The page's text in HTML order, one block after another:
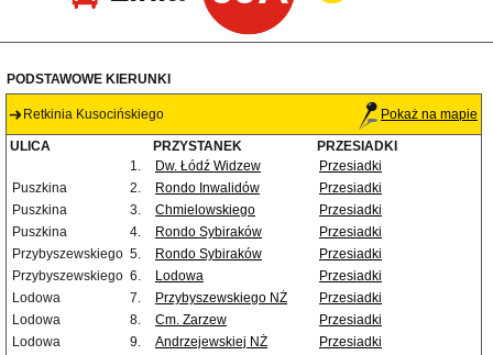
PODSTAWOWE KIERUNKI
Retkinia Kusocińskiego Pokaż na mapie
ULICA PRZYSTANEK
PRZESIADKI
1.
Dw. Łódź Widzew
Przesiadki
Puszkina
2. Rondo Inwalidów
Przesiadki
Puszkina
3. Chmielowskiego
Przesiadki
Puszkina
4. Rondo Sybiraków
Przesiadki
Przybyszewskiego 5. Rondo Sybiraków
Przesiadki
Przybyszewskiego 6. Lodowa
Przesiadki
Lodowa
7. Przybyszewskiego NŻ
Przesiadki
Lodowa
8. Cm. Zarzew
Przesiadki
Lodowa
9. Andrzejewskiej NŻ
Przesiadki